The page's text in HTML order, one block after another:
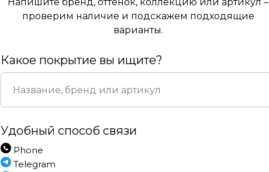
Напольные
проверим наличие и подскажем подходящие
варианты.
Какое покрытие вы ищите?
Удобный способ связи
Phone
Telegram